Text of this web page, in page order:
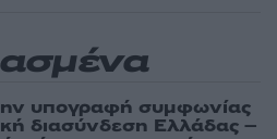
υπογραφή συμφωνίας
διασύνδεση Ελλάδας –